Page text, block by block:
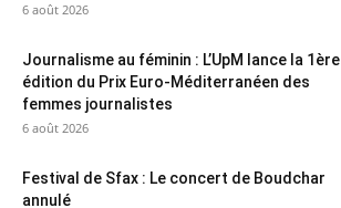
6 août 2026
Journalisme au féminin : L’UpM lance la 1ère
édition du Prix Euro-Méditerranéen des
femmes journalistes
6 août 2026
Festival de Sfax : Le concert de Boudchar
annulé